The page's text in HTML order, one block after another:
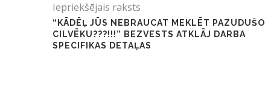
Iepriekšējais raksts
“KĀDĒĻ JŪS NEBRAUCAT MEKLĒT PAZUDUŠO
CILVĒKU???!!!” BEZVESTS ATKLĀJ DARBA
SPECIFIKAS DETAĻAS